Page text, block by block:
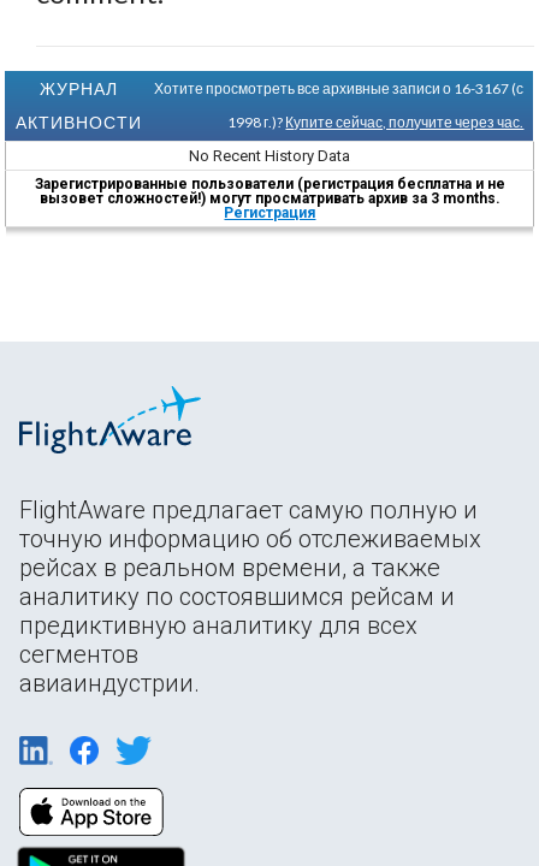
ЖУРНАЛ
АКТИВНОСТИ
Хотите просмотреть все архивные записи о 16-3167 (с
1998 г.)? Купите сейчас, получите через час.
No Recent History Data
Зарегистрированные пользователи (регистрация бесплатна и не
вызовет сложностей!) могут просматривать архив за 3 months.
Регистрация
FlightAware предлагает самую полную и
точную информацию об отслеживаемых
рейсах в реальном времени, а также
аналитику по состоявшимся рейсам и
предиктивную аналитику для всех
сегментов
авиаиндустрии.